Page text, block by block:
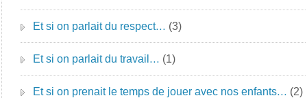
Et si on parlait du respect… (3)
Et si on parlait du travail… (1)
Et si on prenait le temps de jouer avec nos enfants… (2)